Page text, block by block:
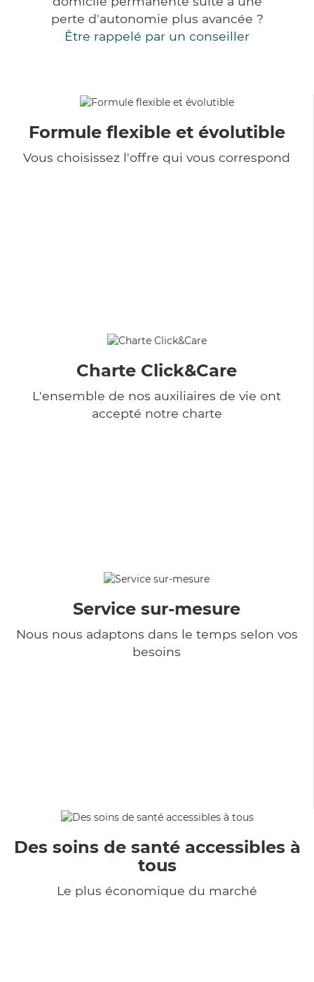
perte d'autonomie plus avancée ?
Être rappelé par un conseiller
Formule flexible et évolutible
Vous choisissez l'offre qui vous correspond
Charte Click&Care
L'ensemble de nos auxiliaires de vie ont
accepté notre charte
Service sur-mesure
Nous nous adaptons dans le temps selon vos
besoins
Des soins de santé accessibles à
tous
Le plus économique du marché